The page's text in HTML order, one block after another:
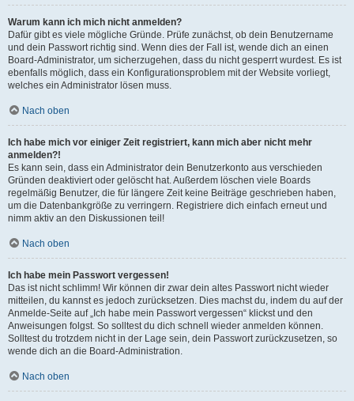
Warum kann ich mich nicht anmelden?
Dafür gibt es viele mögliche Gründe. Prüfe zunächst, ob dein Benutzername
und dein Passwort richtig sind. Wenn dies der Fall ist, wende dich an einen
Board-Administrator, um sicherzugehen, dass du nicht gesperrt wurdest. Es ist
ebenfalls möglich, dass ein Konfigurationsproblem mit der Website vorliegt,
welches ein Administrator lösen muss.
Nach oben
Ich habe mich vor einiger Zeit registriert, kann mich aber nicht mehr
anmelden?!
Es kann sein, dass ein Administrator dein Benutzerkonto aus verschieden
Gründen deaktiviert oder gelöscht hat. Außerdem löschen viele Boards
regelmäßig Benutzer, die für längere Zeit keine Beiträge geschrieben haben,
um die Datenbankgröße zu verringern. Registriere dich einfach erneut und
nimm aktiv an den Diskussionen teil!
Nach oben
Ich habe mein Passwort vergessen!
Das ist nicht schlimm! Wir können dir zwar dein altes Passwort nicht wieder
mitteilen, du kannst es jedoch zurücksetzen. Dies machst du, indem du auf der
Anmelde-Seite auf „Ich habe mein Passwort vergessen“ klickst und den
Anweisungen folgst. So solltest du dich schnell wieder anmelden können.
Solltest du trotzdem nicht in der Lage sein, dein Passwort zurückzusetzen, so
wende dich an die Board-Administration.
Nach oben